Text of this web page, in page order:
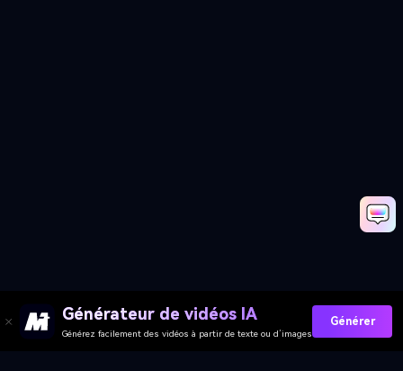
Générateur de vidéos IA
Générez facilement des vidéos à partir de texte ou d’images
Générer